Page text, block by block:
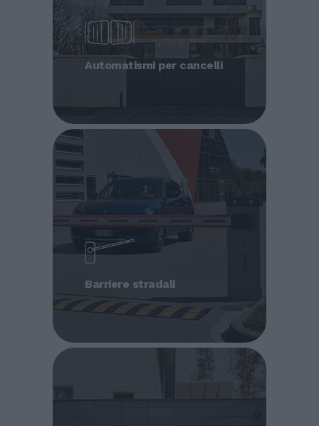
Automatismi per cancelli
Barriere stradali